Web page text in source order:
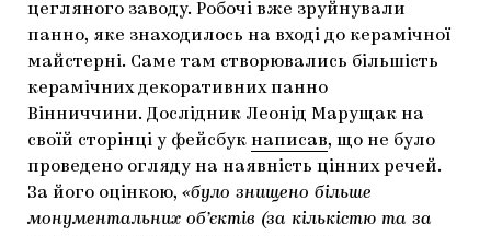
CARPATHIAN CULT ПРО РІЗДВЯНІ СВЯТА
цегляного заводу. Робочі вже зруйнували
панно, яке знаходилось на вході до керамічної
майстерні. Саме там створювались більшість
керамічних декоративних панно
Вінниччини. Дослідник Леонід Марущак на
своїй сторінці у фейсбук написав, що не було
проведено огляду на наявність цінних речей.
За його оцінкою, «було знищено більше
монументальних об’єктів (за кількістю та за